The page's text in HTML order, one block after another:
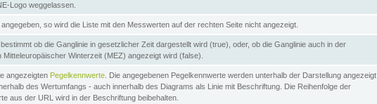
Logo weggelassen.
angegeben, so wird die Liste mit den Messwerten auf der rechten Seite nicht angezeigt.
ob die Ganglinie in gesetzlicher Zeit dargestellt wird (true), oder, ob die Ganglinie auch in der
Mitteleuropäischer Winterzeit (MEZ) angezeigt wird (false).
angezeigten Pegelkennwerte . Die angegebenen Pegelkennwerte werden unterhalb der Darstellung angezeigt
des Wertumfangs - auch innerhalb des Diagrams als Linie mit Beschriftung. Die Reihenfolge der
aus der URL wird in der Beschriftung beibehalten.